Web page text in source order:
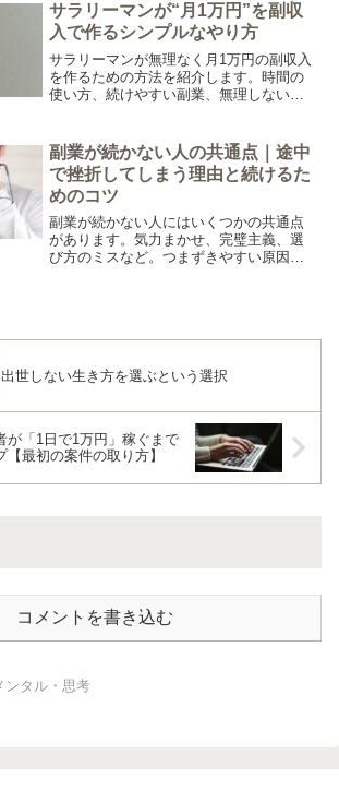
サラリーマンが“月1万円”を副収
入で作るシンプルなやり方
サラリーマンが無理なく月1万円の副収入
を作るための方法を紹介します。時間の
使い方、続けやすい副業、無理しない仕
副業が続かない人の共通点｜途中
で挫折してしまう理由と続けるた
めのコツ
副業が続かない人にはいくつかの共通点
があります。気力まかせ、完璧主義、選
び方のミスなど。つまずきやすい原因を
出世しない生き方を選ぶという選択
が「1日で1万円」稼ぐまで
最初の案件の取り方】
コメントを書き込む
ンタル・思考